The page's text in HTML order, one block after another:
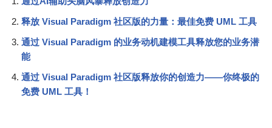
释放 Visual Paradigm 社区版的力量：最佳免费 UML 工具
通过 Visual Paradigm 的业务动机建模工具释放您的业务潜
能
通过 Visual Paradigm 社区版释放你的创造力——你终极的
免费 UML 工具！